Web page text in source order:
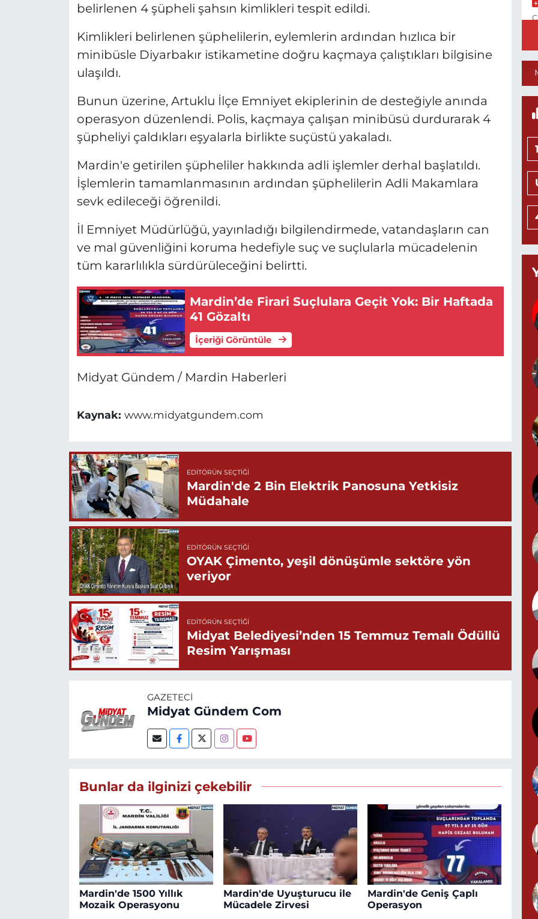
belirlenen 4 şüpheli şahsın kimlikleri tespit edildi.
Kimlikleri belirlenen şüphelilerin, eylemlerin ardından hızlıca bir
minibüsle Diyarbakır istikametine doğru kaçmaya çalıştıkları bilgisine
ulaşıldı.
Bunun üzerine, Artuklu İlçe Emniyet ekiplerinin de desteğiyle anında
operasyon düzenlendi. Polis, kaçmaya çalışan minibüsü durdurarak 4
şüpheliyi çaldıkları eşyalarla birlikte suçüstü yakaladı.
Mardin'e getirilen şüpheliler hakkında adli işlemler derhal başlatıldı.
İşlemlerin tamamlanmasının ardından şüphelilerin Adli Makamlara
sevk edileceği öğrenildi.
İl Emniyet Müdürlüğü, yayınladığı bilgilendirmede, vatandaşların can
ve mal güvenliğini koruma hedefiyle suç ve suçlularla mücadelenin
tüm kararlılıkla sürdürüleceğini belirtti.
Mardin’de Firari Suçlulara Geçit Yok: Bir Haftada
41 Gözaltı
İçeriği Görüntüle
Midyat Gündem / Mardin Haberleri
Kaynak: www.midyatgundem.com
EDITÖRÜN SEÇTIĞI
Mardin'de 2 Bin Elektrik Panosuna Yetkisiz
Müdahale
EDITÖRÜN SEÇTIĞI
OYAK Çimento, yeşil dönüşümle sektöre yön
veriyor
EDITÖRÜN SEÇTIĞI
Midyat Belediyesi’nden 15 Temmuz Temalı Ödüllü
Resim Yarışması
GAZETECI
Midyat Gündem Com
Bunlar da ilginizi çekebilir
Mardin'de 1500 Yıllık
Mozaik Operasyonu
Mardin'de Uyuşturucu ile
Mücadele Zirvesi
Mardin'de Geniş Çaplı
Operasyon